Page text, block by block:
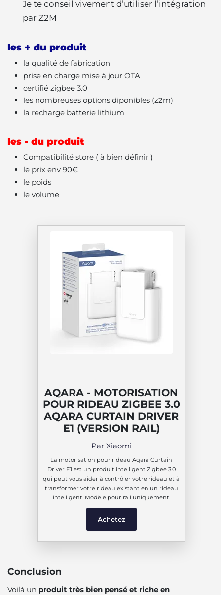
Je te conseil vivement d’utiliser l’intégration
par Z2M
les + du produit
la qualité de fabrication
prise en charge mise à jour OTA
certifié zigbee 3.0
les nombreuses options diponibles (z2m)
la recharge batterie lithium
les - du produit
Compatibilité store ( à bien définir )
le prix env 90€
le poids
le volume
AQARA - MOTORISATION
POUR RIDEAU ZIGBEE 3.0
AQARA CURTAIN DRIVER
E1 (VERSION RAIL)
Par Xiaomi
La motorisation pour rideau Aqara Curtain
Driver E1 est un produit intelligent Zigbee 3.0
qui peut vous aider à contrôler votre rideau et à
transformer votre rideau existant en un rideau
intelligent. Modèle pour rail uniquement.
Achetez
Conclusion
Voilà un produit très bien pensé et riche en